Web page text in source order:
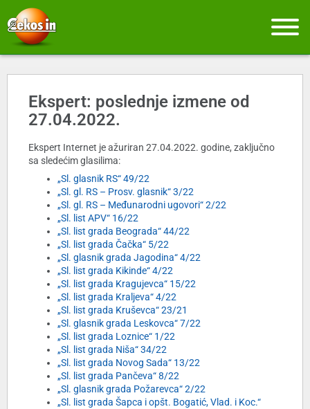
Ekspert: poslednje izmene od
27.04.2022.
Ekspert Internet je ažuriran 27.04.2022. godine, zaključno
sa sledećim glasilima:
„Sl. glasnik RS“ 49/22
„Sl. gl. RS – Prosv. glasnik“ 3/22
„Sl. gl. RS – Međunarodni ugovori“ 2/22
„Sl. list APV“ 16/22
„Sl. list grada Beograda“ 44/22
„Sl. list grada Čačka“ 5/22
„Sl. glasnik grada Jagodina“ 4/22
„Sl. list grada Kikinde“ 4/22
„Sl. list grada Kragujevca“ 15/22
„Sl. list grada Kraljeva“ 4/22
„Sl. list grada Kruševca“ 23/21
„Sl. glasnik grada Leskovca“ 7/22
„Sl. list grada Loznice“ 1/22
„Sl. list grada Niša“ 34/22
„Sl. list grada Novog Sada“ 13/22
„Sl. list grada Pančeva“ 8/22
„Sl. glasnik grada Požarevca“ 2/22
„Sl. list grada Šapca i opšt. Bogatić, Vlad. i Koc.“